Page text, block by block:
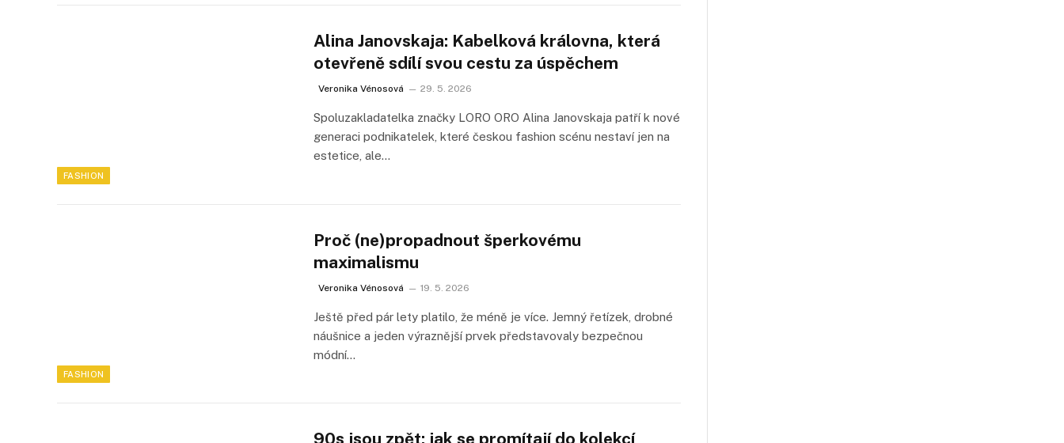
FASHION
Alina Janovskaja: Kabelková královna, která
otevřeně sdílí svou cestu za úspěchem
Veronika Vénosová 29. 5. 2026
Spoluzakladatelka značky LORO ORO Alina Janovskaja patří k nové
generaci podnikatelek, které českou fashion scénu nestaví jen na
estetice, ale…
FASHION
Proč (ne)propadnout šperkovému
maximalismu
Veronika Vénosová 19. 5. 2026
Ještě před pár lety platilo, že méně je více. Jemný řetízek, drobné
náušnice a jeden výraznější prvek představovaly bezpečnou
módní…
90s jsou zpět: jak se promítají do kolekcí